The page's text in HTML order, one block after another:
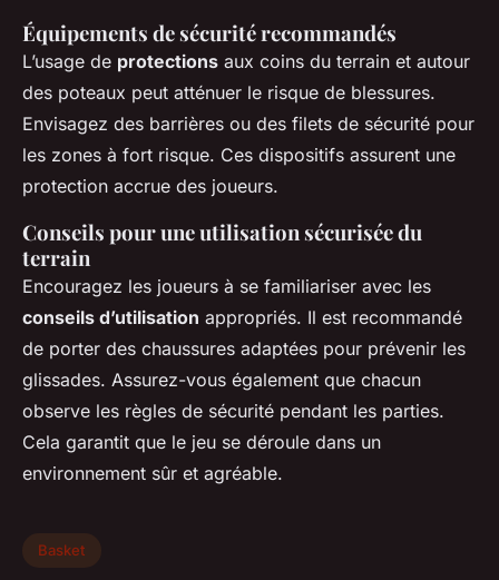
Équipements de sécurité recommandés
L’usage de protections aux coins du terrain et autour
des poteaux peut atténuer le risque de blessures.
Envisagez des barrières ou des filets de sécurité pour
les zones à fort risque. Ces dispositifs assurent une
protection accrue des joueurs.
Conseils pour une utilisation sécurisée du
terrain
Encouragez les joueurs à se familiariser avec les
conseils d’utilisation appropriés. Il est recommandé
de porter des chaussures adaptées pour prévenir les
glissades. Assurez-vous également que chacun
observe les règles de sécurité pendant les parties.
Cela garantit que le jeu se déroule dans un
environnement sûr et agréable.
Basket